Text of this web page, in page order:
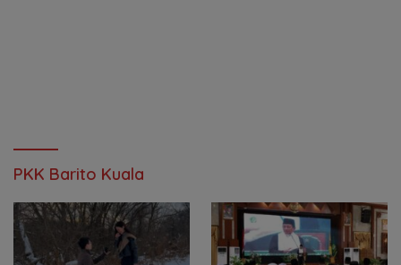
PKK Barito Kuala